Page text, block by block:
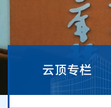
云顶专栏